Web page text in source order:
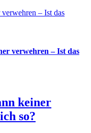
– Ist das
verwehren – Ist das
keiner
so?